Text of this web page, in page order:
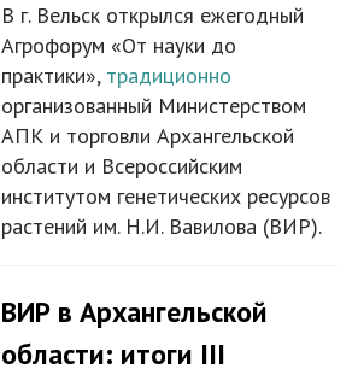
В г. Вельск открылся ежегодный
Агрофорум «От науки до
практики», традиционно
организованный Министерством
АПК и торговли Архангельской
области и Всероссийским
институтом генетических ресурсов
растений им. Н.И. Вавилова (ВИР).
ВИР в Архангельской
области: итоги III